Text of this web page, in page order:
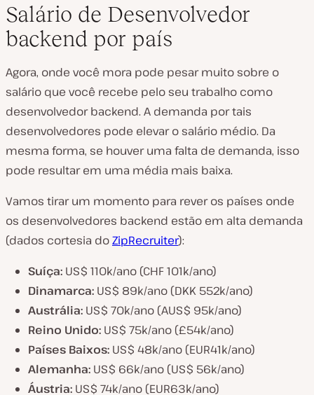
Salário de Desenvolvedor
backend por país
Agora, onde você mora pode pesar muito sobre o
salário que você recebe pelo seu trabalho como
desenvolvedor backend. A demanda por tais
desenvolvedores pode elevar o salário médio. Da
mesma forma, se houver uma falta de demanda, isso
pode resultar em uma média mais baixa.
Vamos tirar um momento para rever os países onde
os desenvolvedores backend estão em alta demanda
(dados cortesia doZipRecruiter):
Suíça: US$ 110k/ano (CHF 101k/ano)
Dinamarca: US$ 89k/ano (DKK 552k/ano)
Austrália: US$ 70k/ano (AUS$ 95k/ano)
Reino Unido: US$ 75k/ano (£54k/ano)
Países Baixos: US$ 48k/ano (EUR41k/ano)
Alemanha: US$ 66k/ano (US$ 56k/ano)
Áustria: US$ 74k/ano (EUR63k/ano)